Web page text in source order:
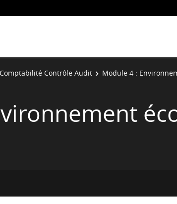
Comptabilité Contrôle Audit Module 4 :